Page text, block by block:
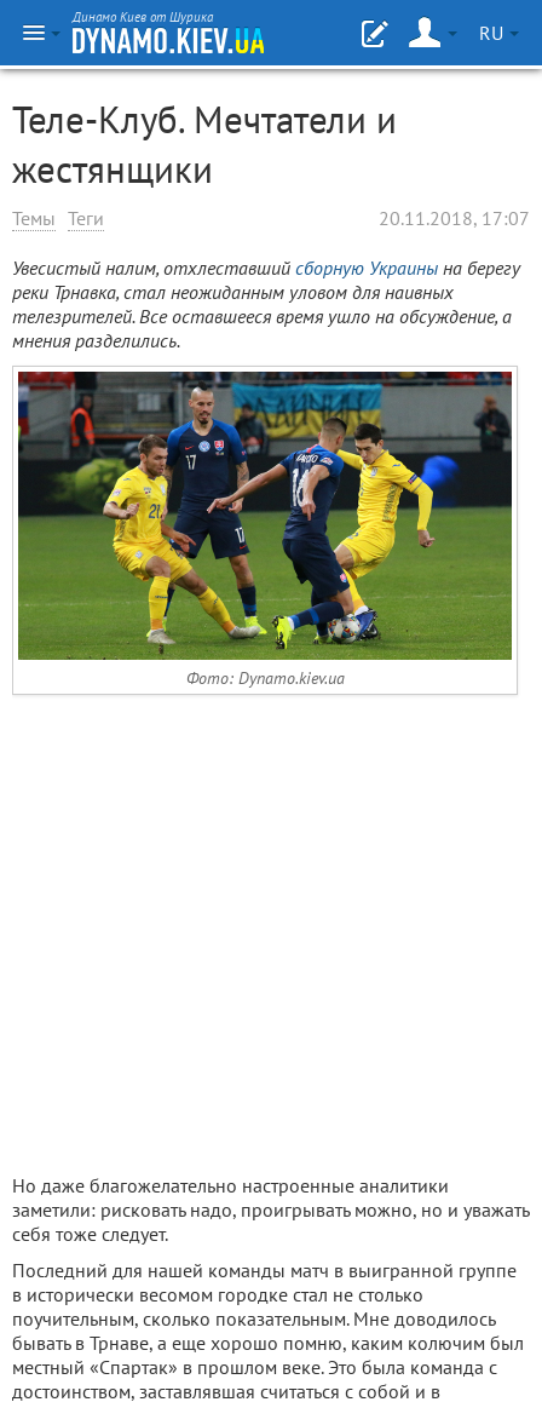
Динамо Киев от Шурика
RU
Теле-Клуб. Мечтатели и
жестянщики
Темы Теги 20.11.2018, 17:07
Увесистый налим, отхлеставший сборную Украины на берегу
реки Трнавка, стал неожиданным уловом для наивных
телезрителей. Все оставшееся время ушло на обсуждение, а
мнения разделились.
Фото: Dynamo.kiev.ua
Но даже благожелательно настроенные аналитики
заметили: рисковать надо, проигрывать можно, но и уважать
себя тоже следует.
Последний для нашей команды матч в выигранной группе
в исторически весомом городке стал не столько
поучительным, сколько показательным. Мне доводилось
бывать в Трнаве, а еще хорошо помню, каким колючим был
местный «Спартак» в прошлом веке. Это была команда с
достоинством, заставлявшая считаться с собой и в